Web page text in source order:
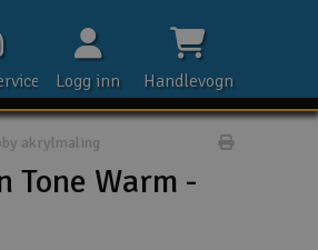
Handlevogn
Logg inn
akrylmaling
Tone Warm -